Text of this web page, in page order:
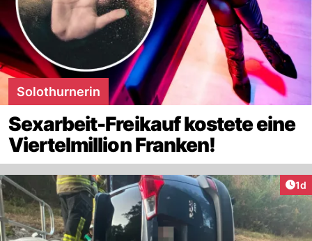
Solothurnerin
Sexarbeit-Freikauf kostete eine
Viertelmillion Franken!
1d